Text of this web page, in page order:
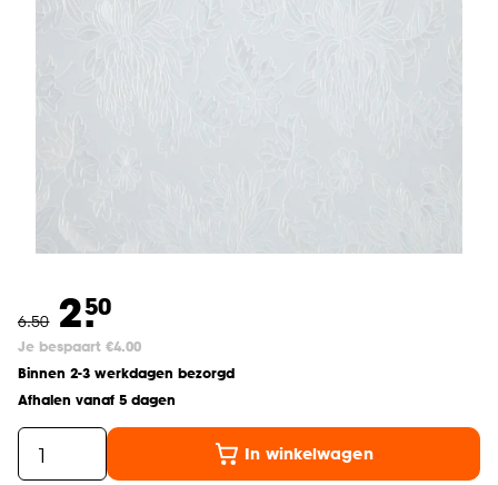
6.50 2.50
Je bespaart €4.00
Binnen 2-3 werkdagen bezorgd
Afhalen vanaf 5 dagen
In winkelwagen